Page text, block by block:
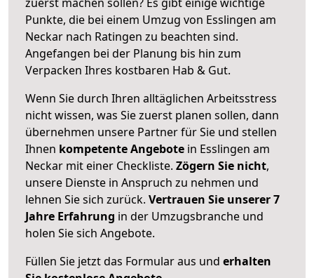
Punkte, die bei einem Umzug von Esslingen am
Neckar nach Ratingen zu beachten sind.
Angefangen bei der Planung bis hin zum
Verpacken Ihres kostbaren Hab & Gut.
Wenn Sie durch Ihren alltäglichen Arbeitsstress
nicht wissen, was Sie zuerst planen sollen, dann
übernehmen unsere Partner für Sie und stellen
Ihnen kompetente Angebote in Esslingen am
Neckar mit einer Checkliste. Zögern Sie nicht,
unsere Dienste in Anspruch zu nehmen und
lehnen Sie sich zurück. Vertrauen Sie unserer 7
Jahre Erfahrung in der Umzugsbranche und
holen Sie sich Angebote.
Füllen Sie jetzt das Formular aus und erhalten